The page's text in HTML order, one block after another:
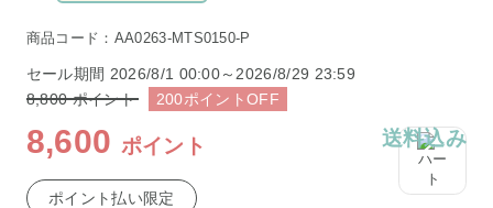
商品コード：AA0263-MTS0150-P
セール期間 2026/8/1 00:00～2026/8/29 23:59
8,800ポイント 200ポイントOFF
8,600 ポイント 送料込み
ポイント払い限定